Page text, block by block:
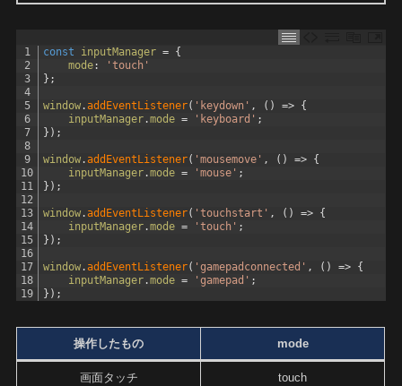
1
2
3
4
5
6
7
8
9
10
11
12
13
14
15
16
17
18
19
const inputManager = {
mode :
'touch'
} ;
window .addEventListener( 'keydown' , ( ) => {
inputManager .mode = 'keyboard' ;
} ) ;
window .addEventListener( 'mousemove' , ( ) => {
inputManager .mode = 'mouse' ;
} ) ;
window .addEventListener( 'touchstart' , ( ) => {
inputManager .mode = 'touch' ;
} ) ;
window .addEventListener( 'gamepadconnected' , ( ) => {
inputManager .mode = 'gamepad' ;
} ) ;
操作したもの mode
画面タッチ touch